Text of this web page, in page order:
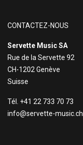
CONTACTEZ-NOUS
Servette Music SA
Rue de la Servette 92
CH-1202 Genève
Suisse
Tél. +41 22 733 70 73
info@servette-music.ch